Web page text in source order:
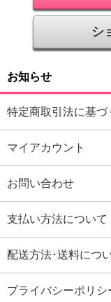
シ
お知らせ
特定商取引法に基づ
マイアカウント
お問い合わせ
支払い方法について
配送方法･送料につ
プライバシーポリシ